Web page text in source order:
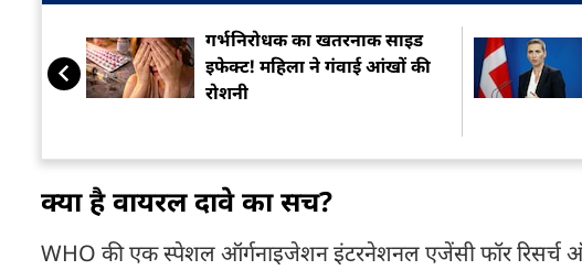
गर्भनिरोधक का खतरनाक साइड
इफेक्ट! महिला ने गंवाई आंखों की
रोशनी
क्या है वायरल दावे का सच?
WHO की एक स्पेशल ऑर्गनाइजेशन इंटरनेशनल एजेंसी फॉर रिसर्च